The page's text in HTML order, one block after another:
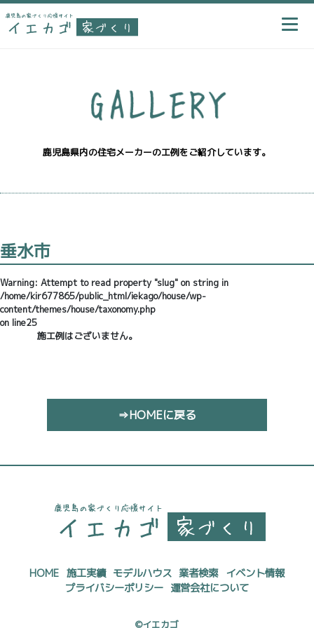
鹿児島県内の住宅メーカーの工例をご紹介しています。
垂水市
Warning: Attempt to read property "slug" on string in
/home/kir677865/public_html/iekago/house/wp-
content/themes/house/taxonomy.php
on line25
施工例はございません。
⇒HOMEに戻る
HOME 施工実績 モデルハウス 業者検索 イベント情報
プライバシーポリシー 運営会社について
©イエカゴ